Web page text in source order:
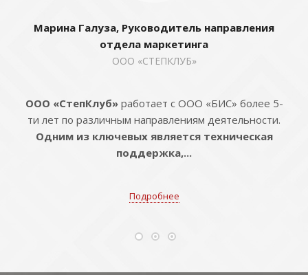
Марина Галуза, Руководитель направления
отдела маркетинга
ООО «СТЕПКЛУБ»
ООО «СтепКлуб»работает с ООО «БИС» более 5-
ти лет по различным направлениям деятельности.
Одним из ключевых является техническая
поддержка,...
Подробнее